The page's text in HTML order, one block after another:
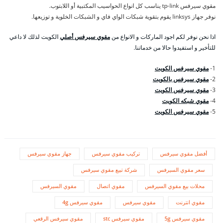
مقوي سيرفس tp-link يناسب كل انواع الحواسيب المكتبية أو اللابتوب.
نوفر جهاز linksys يقوم بتقوية شبكات الواي فاي و الشبكات الخلوية و توزيعها.
اذا نحن نوفر لكم اجود الماركات و الانواع منمقوي سيرفس أصليالكويت لذلك لا داعي
للتأخير و استفيدوا حالا من خدماتنا.
1- مقوي سيرفس الكويت
2- مقوي سيرفس بالكويت
3- مقوي سيرفس الكويت
4- مقوي شبكه الكويت
5- مقوي سيرفس الكويت
أفضل مقوي سيرفس تركيب مقوي سيرفس جهاز مقوي سيرفس
سعر مقوي السيرفس شركة تبيع مقوي سيرفس
محلات بيع مقوي السيرفس مقوي اتصال مقوي السيرفس
مقوي انترنت مقوي سيرفس مقوي سيرفس 4g
مقوي سيرفس 5g مقوي سيرفس stc مقوي سيرفس الرقعي